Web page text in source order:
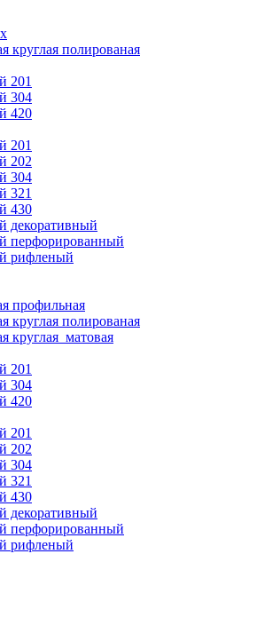
круглая полированая
201
304
420
201
202
304
321
430
декоративный
перфорированный
рифленый
профильная
круглая полированая
круглая матовая
201
304
420
201
202
304
321
430
декоративный
перфорированный
рифленый